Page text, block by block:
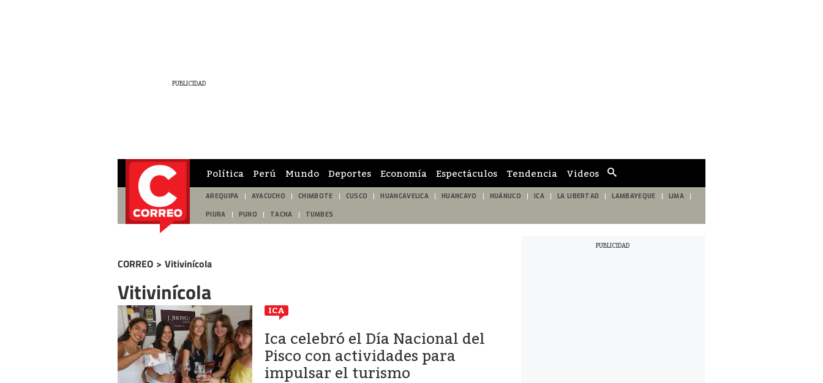
de
búsqueda
Política Perú Mundo Deportes Economía Espectáculos Tendencia Videos
AREQUIPA AYACUCHO CHIMBOTE CUSCO HUANCAVELICA HUANCAYO HUÁNUCO ICA LA LIBERTAD LAMBAYEQUE LIMA
PIURA PUNO TACNA TUMBES
CORREO > Vitivinícola
Vitivinícola
ICA
Ica celebró el Día Nacional del
Pisco con actividades para
impulsar el turismo